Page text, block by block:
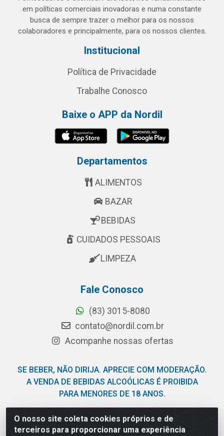
O nosso site coleta cookies próprios e de
terceiros para proporcionar uma experiência
em políticas comerciais inovadoras e numa constante
busca de sempre trazer o melhor para os nossos
colaboradores e principalmente, para os nossos clientes.
Institucional
Política de Privacidade
Trabalhe Conosco
Baixe o APP da Nordil
Departamentos
ALIMENTOS
BAZAR
BEBIDAS
CUIDADOS PESSOAIS
LIMPEZA
Fale Conosco
(83) 3015-8080
contato@nordil.com.br
Acompanhe nossas ofertas
SE BEBER, NÃO DIRIJA. APRECIE COM MODERAÇÃO.
A VENDA DE BEBIDAS ALCOÓLICAS É PROIBIDA
PARA MENORES DE 18 ANOS.
Nordil Distribuidora - Avenida Liberdade, 2738, Bloco F -